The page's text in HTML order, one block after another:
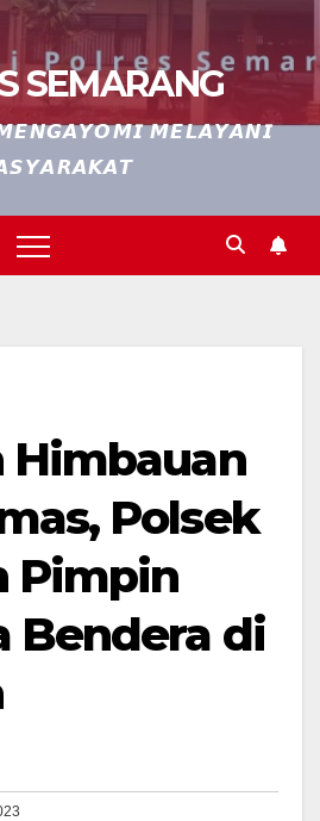
SEMARANG
𝙈𝙀𝙇𝘼𝙔𝘼𝙉𝙄
Himbauan
Polsek
Pimpin
Bendera di